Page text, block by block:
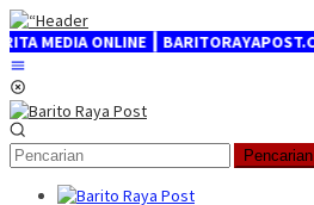
Loncat
ke
konten
ONLINE ┃ BARITORAYAPOST.COM
Pencarian